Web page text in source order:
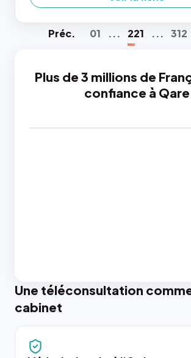
Préc. 01 ... 221 ... 312
Plus de 3 millions de
confiance à Qare
Une téléconsultation
cabinet